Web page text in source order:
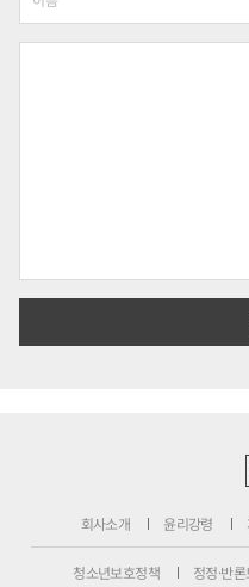
회사소개 윤리강령
청소년보호정책 정정·반